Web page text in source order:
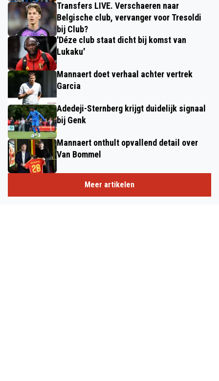
Transfers LIVE. Verschaeren naar
Belgische club, vervanger voor Tresoldi
bij Club?
'Déze club staat dicht bij komst van
Lukaku'
Mannaert doet verhaal achter vertrek
Garcia
Adedeji-Sternberg krijgt duidelijk signaal
bij Genk
Mannaert onthult opvallend detail over
Van Bommel
Meer artikelen